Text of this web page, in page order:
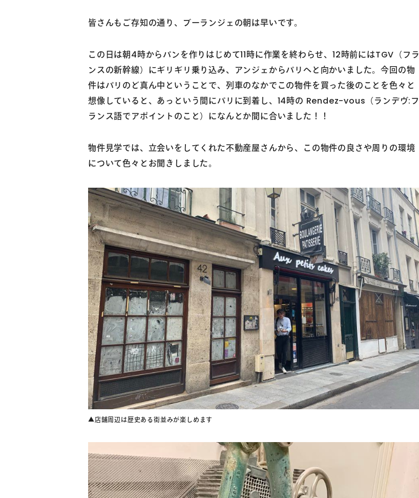
皆さんもご存知の通り、ブーランジェの朝は早いです。
この日は朝4時からパンを作りはじめて11時に作業を終わらせ、12時前にはTGV（フラ
ンスの新幹線）にギリギリ乗り込み、アンジェからパリへと向かいました。今回の物
件はパリのど真ん中ということで、列車のなかでこの物件を買った後のことを色々と
想像していると、あっという間にパリに到着し、14時の Rendez-vous（ランデヴ:フ
ランス語でアポイントのこと）になんとか間に合いました！！
物件見学では、立会いをしてくれた不動産屋さんから、この物件の良さや周りの環境
について色々とお聞きしました。
▲店舗周辺は歴史ある街並みが楽しめます